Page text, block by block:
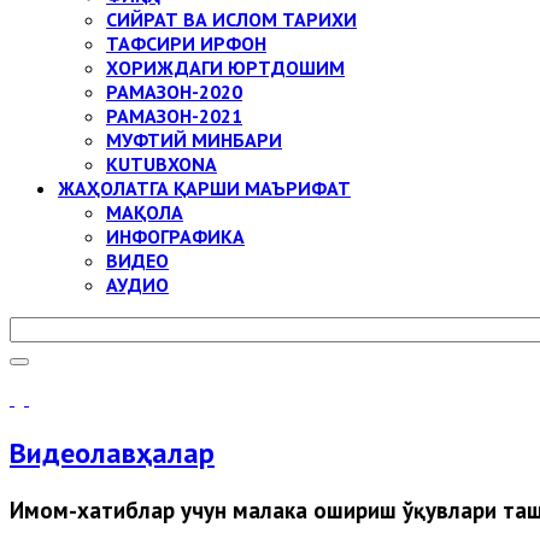
СИЙРАТ ВА ИСЛОМ ТАРИХИ
ТАФСИРИ ИРФОН
ХОРИЖДАГИ ЮРТДОШИМ
РАМАЗОН-2020
РАМАЗОН-2021
МУФТИЙ МИНБАРИ
KUTUBXONA
ЖАҲОЛАТГА ҚАРШИ МАЪРИФАТ
МАҚОЛА
ИНФОГРАФИКА
ВИДЕО
АУДИО
Видеолавҳалар
Имом-хатиблар учун малака ошириш ўқувлари